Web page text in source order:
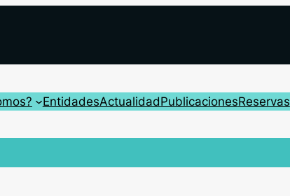
EntidadesActualidadPublicacionesReservas